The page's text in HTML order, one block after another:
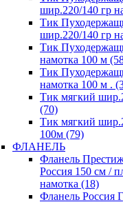
шир.220/140 гр
Тик
шир.220/140 гр
Тик
намотка 100 м
Тик
намотка 100 м .
Тик мягкий
(70)
Тик мягкий
100м (79)
ФЛАНЕЛЬ
Фланель
Россия 150 см /
намотка (18)
Фланель Россия